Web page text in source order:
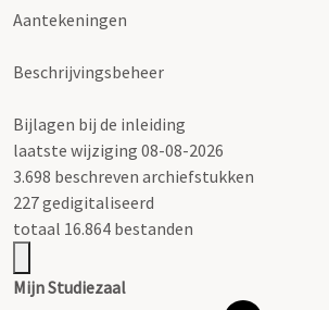
Aantekeningen
Beschrijvingsbeheer
Bijlagen bij de inleiding
laatste wijziging 08-08-2026
3.698 beschreven archiefstukken
227 gedigitaliseerd
totaal 16.864 bestanden
Mijn Studiezaal